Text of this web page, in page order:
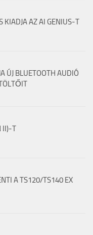
KIADJA AZ AI GENIUS-T
ÚJ BLUETOOTH AUDIÓ
II)-T
A TS120/TS140 EX